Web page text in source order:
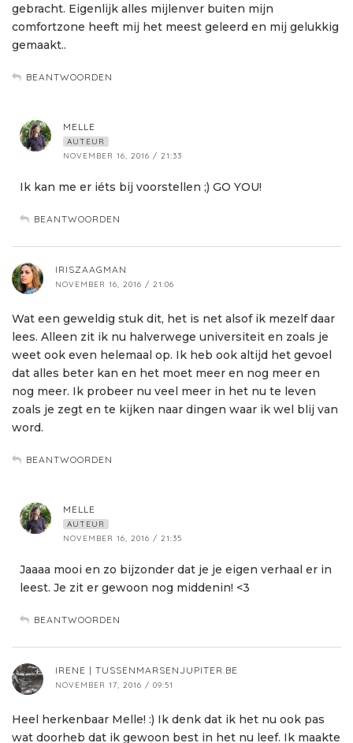
gebracht. Eigenlijk alles mijlenver buiten mijn
comfortzone heeft mij het meest geleerd en mij gelukkig
gemaakt..
BEANTWOORDEN
MELLE
AUTEUR
NOVEMBER 16, 2016 / 21:33
Ik kan me er iéts bij voorstellen ;) GO YOU!
BEANTWOORDEN
IRISZAAGMAN
NOVEMBER 16, 2016 / 21:06
Wat een geweldig stuk dit, het is net alsof ik mezelf daar
lees. Alleen zit ik nu halverwege universiteit en zoals je
weet ook even helemaal op. Ik heb ook altijd het gevoel
dat alles beter kan en het moet meer en nog meer en
nog meer. Ik probeer nu veel meer in het nu te leven
zoals je zegt en te kijken naar dingen waar ik wel blij van
word.
BEANTWOORDEN
MELLE
AUTEUR
NOVEMBER 16, 2016 / 21:35
Jaaaa mooi en zo bijzonder dat je je eigen verhaal er in
leest. Je zit er gewoon nog middenin! <3
BEANTWOORDEN
IRENE | TUSSENMARSENJUPITER.BE
NOVEMBER 17, 2016 / 09:51
Heel herkenbaar Melle! :) Ik denk dat ik het nu ook pas
wat doorheb dat ik gewoon best in het nu leef. Ik maakte